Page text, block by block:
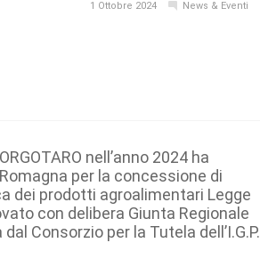
1 Ottobre 2024 News & Eventi
nell’anno 2024 ha
per la concessione di
dei prodotti agroalimentari Legge
con delibera Giunta Regionale
Consorzio per la Tutela dell’I.G.P.